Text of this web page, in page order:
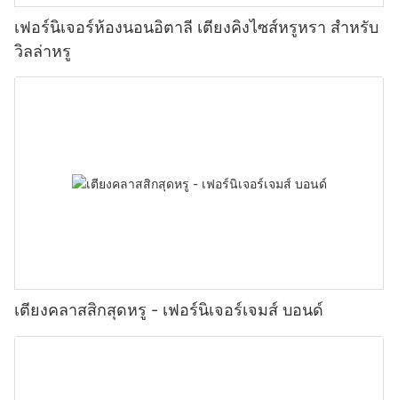
เฟอร์นิเจอร์ห้องนอนอิตาลี เตียงคิงไซส์หรูหรา สำหรับ
วิลล่าหรู
เตียงคลาสสิกสุดหรู - เฟอร์นิเจอร์เจมส์ บอนด์